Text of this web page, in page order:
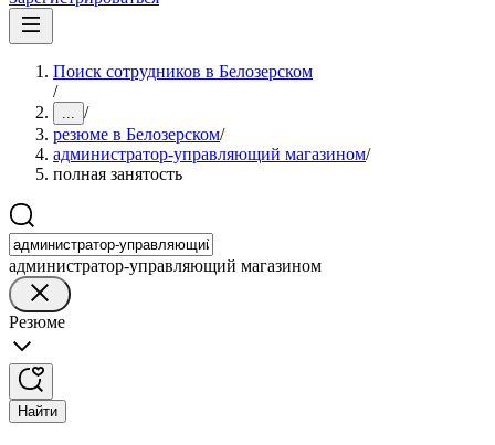
Поиск сотрудников в Белозерском
/
... /
резюме в Белозерском/
администратор-управляющий магазином/
полная занятость
администратор-управляющий магазином
Резюме
Найти